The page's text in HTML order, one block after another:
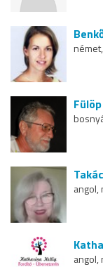
angol,
angol,